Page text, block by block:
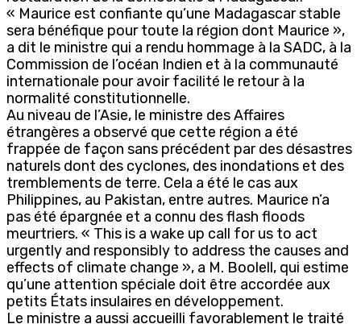
« Maurice est confiante qu’une Madagascar stable
sera bénéfique pour toute la région dont Maurice »,
a dit le ministre qui a rendu hommage à la SADC, à la
Commission de l’océan Indien et à la communauté
internationale pour avoir facilité le retour à la
normalité constitutionnelle.
Au niveau de l’Asie, le ministre des Affaires
étrangères a observé que cette région a été
frappée de façon sans précédent par des désastres
naturels dont des cyclones, des inondations et des
tremblements de terre. Cela a été le cas aux
Philippines, au Pakistan, entre autres. Maurice n’a
pas été épargnée et a connu des flash floods
meurtriers. « This is a wake up call for us to act
urgently and responsibly to address the causes and
effects of climate change », a M. Boolell, qui estime
qu’une attention spéciale doit être accordée aux
petits États insulaires en développement.
Le ministre a aussi accueilli favorablement le traité